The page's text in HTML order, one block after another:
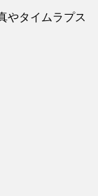
やタイムラプス